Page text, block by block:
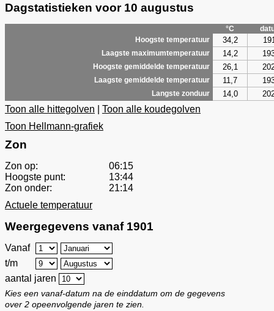
Dagstatistieken voor 10 augustus
°C
Hoogste temperatuur
34,2
Laagste maximumtemperatuur 14,2
Hoogste gemiddelde temperatuur 26,1
Laagste gemiddelde temperatuur 11,7
Langste zonduur 14,0
Toon alle hittegolven
Toon alle koudegolven
Toon Hellmann-grafiek
Zon
Zon op:
06:15
Hoogste punt:
13:44
Zon onder:
21:14
Actuele temperatuur
Weergegevens vanaf 1901
Vanaf
t/m
aantal jaren
Kies een vanaf-datum na de einddatum om de gegevens
over 2 opeenvolgende jaren te zien.